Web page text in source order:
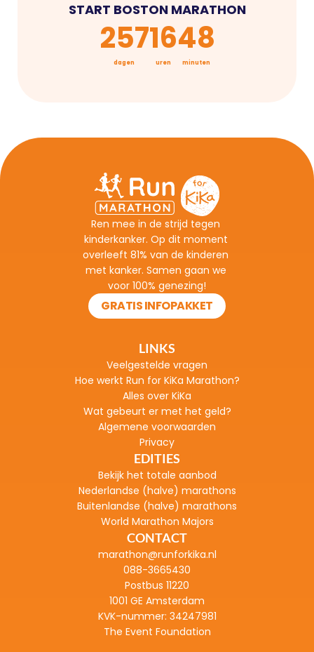
START BOSTON MARATHON
257
dagen
16
uren
48
minuten
Ren mee in de strijd tegen
kinderkanker. Op dit moment
overleeft 81% van de kinderen
met kanker. Samen gaan we
voor 100% genezing!
GRATIS INFOPAKKET
LINKS
Veelgestelde vragen
Hoe werkt Run for KiKa Marathon?
Alles over KiKa
Wat gebeurt er met het geld?
Algemene voorwaarden
Privacy
EDITIES
Bekijk het totale aanbod
Nederlandse (halve) marathons
Buitenlandse (halve) marathons
World Marathon Majors
CONTACT
marathon@runforkika.nl
088-3665430
Postbus 11220
1001 GE Amsterdam
KVK-nummer: 34247981
The Event Foundation